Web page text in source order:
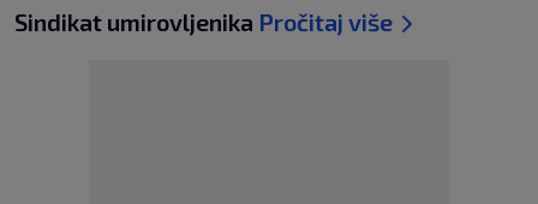
Sindikat umirovljenika Pročitaj više